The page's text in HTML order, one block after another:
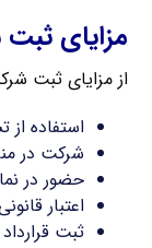
مزایای
از مزایای ثبت
استفاده از
شرکت در
حضور در
اعتبار
ثبت